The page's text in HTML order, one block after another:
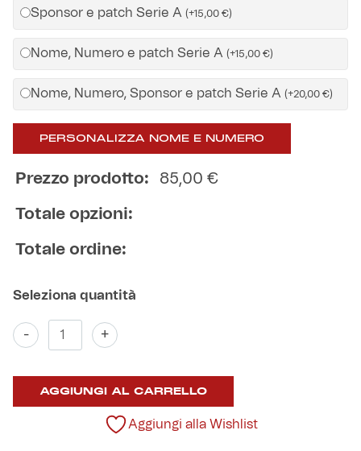
Sponsor e patch Serie A (+15,00 €)
Nome, Numero e patch Serie A (+15,00 €)
Nome, Numero, Sponsor e patch Serie A (+20,00 €)
PERSONALIZZA NOME E NUMERO
Prezzo prodotto: 85,00 €
Totale opzioni:
Totale ordine:
-
Maglia
Kombat
Futur
Genoa
quantità
+
AGGIUNGI AL CARRELLO
Aggiungi alla Wishlist